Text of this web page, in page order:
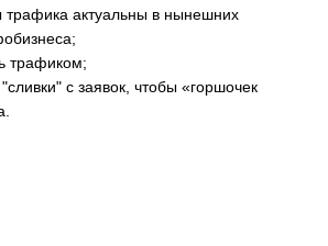
трафика актуальны в нынешних
трафиком;
с заявок, чтобы «горшочек